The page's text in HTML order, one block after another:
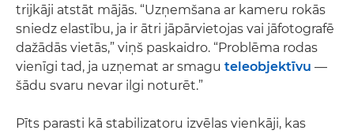
trijkāji atstāt mājās. “Uzņemšana ar kameru rokās
sniedz elastību, ja ir ātri jāpārvietojas vai jāfotografē
dažādās vietās,” viņš paskaidro. “Problēma rodas
vienīgi tad, ja uzņemat ar smagu teleobjektīvu —
šādu svaru nevar ilgi noturēt.”
Pīts parasti kā stabilizatoru izvēlas vienkāji, kas